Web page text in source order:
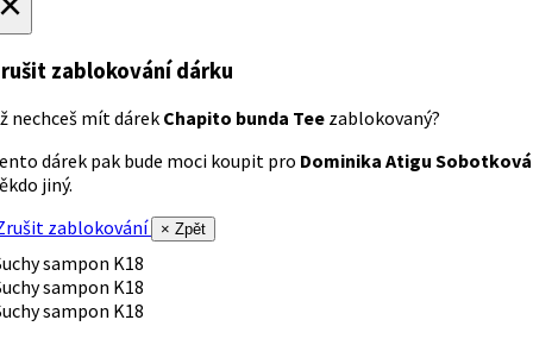
zablokování dárku
nechceš mít dárek Chapito bunda Tee zablokovaný?
dárek pak bude moci koupit pro Dominika Atigu Sobotková
jiný.
zablokování
× Zpět